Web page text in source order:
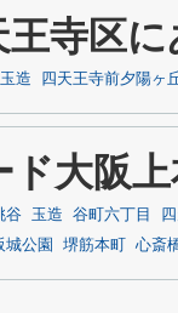
王寺区
玉造 四天王寺前夕陽ヶ
ド大阪
谷 玉造 谷町六丁目
城公園 堺筋本町 心斎